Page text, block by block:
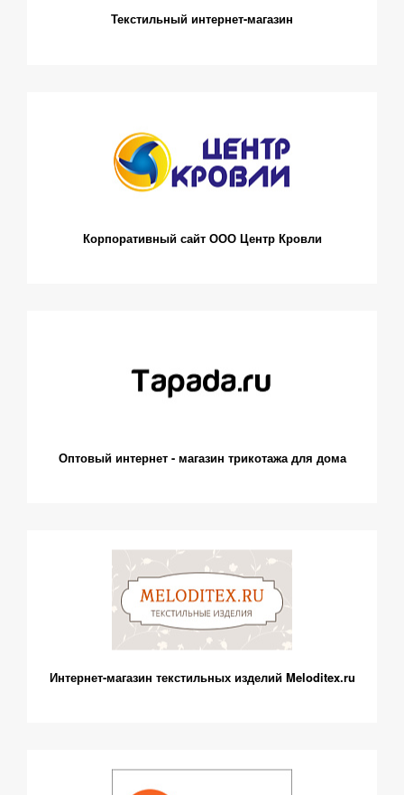
Текстильный интернет-магазин
Корпоративный сайт ООО Центр Кровли
Оптовый интернет - магазин трикотажа для дома
Интернет-магазин текстильных изделий Meloditex.ru